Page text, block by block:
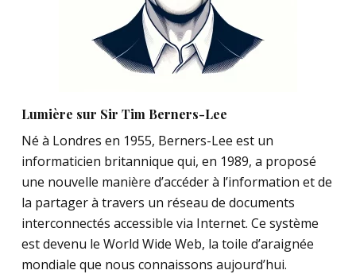
Lumière sur Sir Tim Berners-Lee
Né à Londres en 1955, Berners-Lee est un
informaticien britannique qui, en 1989, a proposé
une nouvelle manière d’accéder à l’information et de
la partager à travers un réseau de documents
interconnectés accessible via Internet. Ce système
est devenu le World Wide Web, la toile d’araignée
mondiale que nous connaissons aujourd’hui.